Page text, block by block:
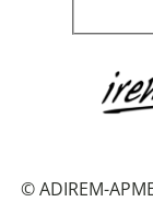
© ADIREM-